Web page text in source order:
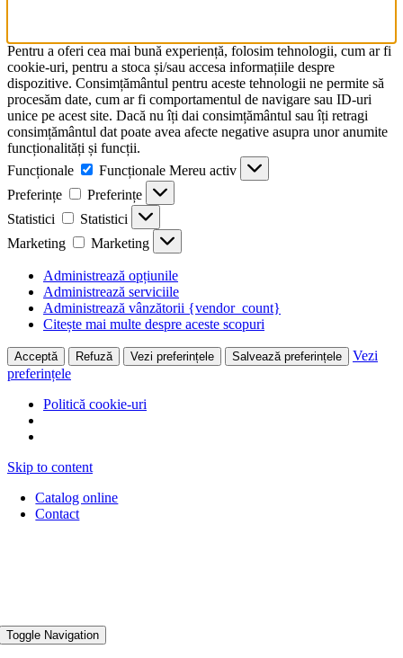
Pentru a oferi cea mai bună experiență, folosim tehnologii, cum ar fi
cookie-uri, pentru a stoca și/sau accesa informațiile despre
dispozitive. Consimțământul pentru aceste tehnologii ne permite să
procesăm date, cum ar fi comportamentul de navigare sau ID-uri
unice pe acest site. Dacă nu îți dai consimțământul sau îți retragi
consimțământul dat poate avea afecte negative asupra unor anumite
funcționalități și funcții.
Funcționale
Funcționale Mereu activ
Preferințe
Preferințe
Statistici
Statistici
Marketing
Marketing
Administrează opțiunile
Administrează serviciile
Administrează vânzătorii {vendor_count}
Citește mai multe despre aceste scopuri
Acceptă Refuză Vezi preferințele Salvează preferințele
Vezi
preferințele
Politică cookie-uri
Skip to content
Catalog online
Contact
Toggle Navigation